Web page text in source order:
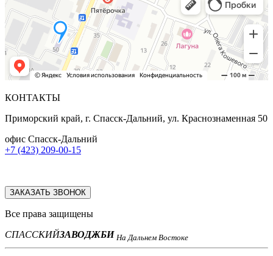
КОНТАКТЫ
Приморский край, г. Спасск-Дальний, ул. Краснознаменная 50
офис Спасск-Дальний
+7 (423) 209-00-15
ЗАКАЗАТЬ ЗВОНОК
Все права защищены
СПАССКИЙЗАВОДЖБИ На Дальнем Востоке